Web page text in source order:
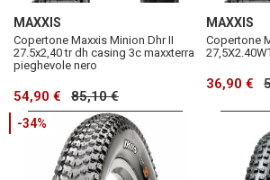
MAXXIS
Copertone Maxxis Minion Dhr II
27.5x2,40 tr dh casing 3c maxxterra
pieghevole nero
54,90 € 85,10 €
MAXXIS
Copertone
36,90 €
-34%